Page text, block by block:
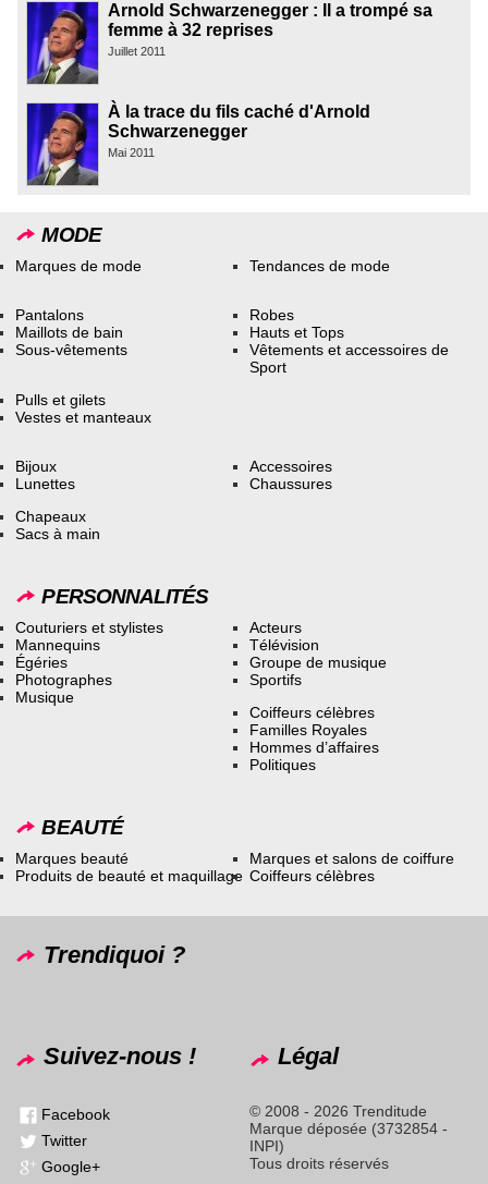
Arnold Schwarzenegger : Il a trompé sa
femme à 32 reprises
Juillet 2011
À la trace du fils caché d'Arnold
Schwarzenegger
Mai 2011
MODE
Marques de mode Tendances de mode
Pantalons
Maillots de bain
Sous-vêtements
Robes
Hauts et Tops
Vêtements et accessoires de
Sport
Pulls et gilets
Vestes et manteaux
Bijoux
Lunettes
Accessoires
Chaussures
Chapeaux
Sacs à main
PERSONNALITÉS
Couturiers et stylistes
Mannequins
Égéries
Photographes
Musique
Acteurs
Télévision
Groupe de musique
Sportifs
Coiffeurs célèbres
Familles Royales
Hommes d’affaires
Politiques
BEAUTÉ
Marques beauté
Produits de beauté et maquillage
Marques et salons de coiffure
Coiffeurs célèbres
Trendiquoi ?
Suivez-nous !
Facebook
Twitter
Google+
Légal
© 2008 - 2026 Trenditude
Marque déposée (3732854 -
INPI)
Tous droits réservés